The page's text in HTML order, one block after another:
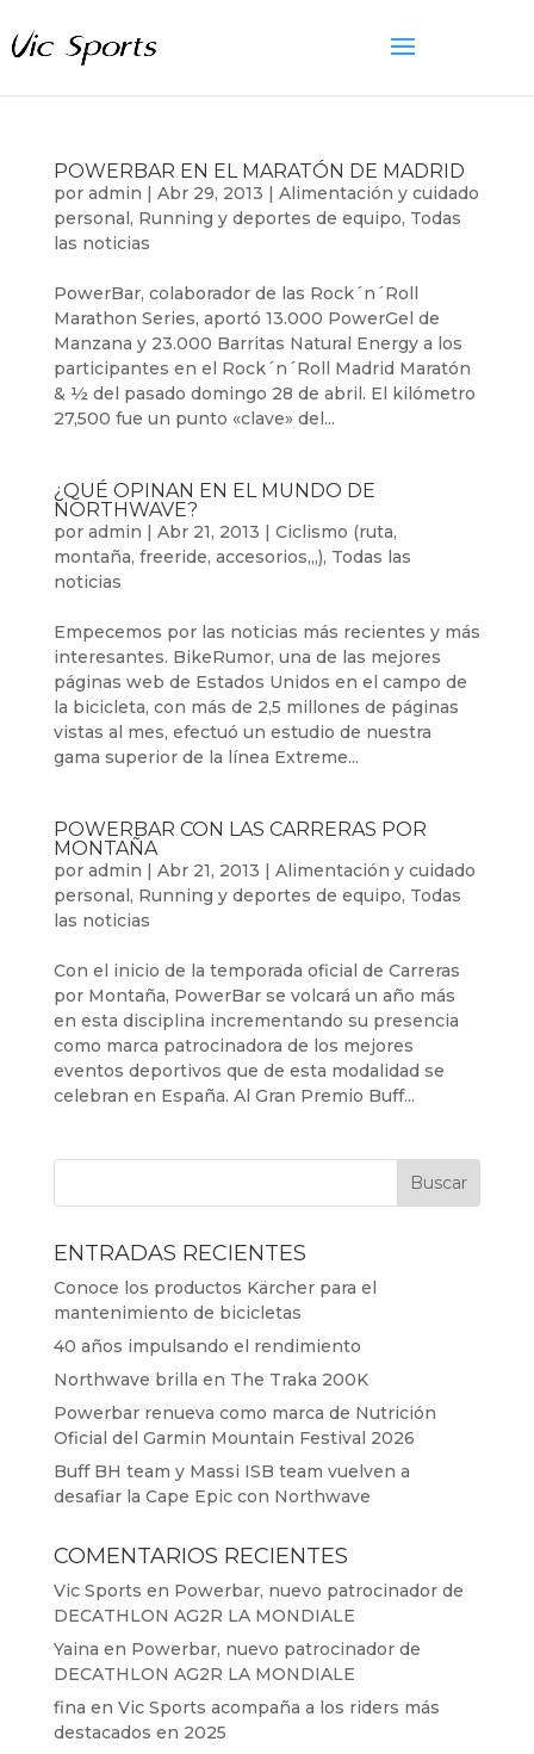
POWERBAR EN EL MARATÓN DE MADRID
por admin | Abr 29, 2013 | Alimentación y cuidado
personal, Running y deportes de equipo, Todas
las noticias
PowerBar, colaborador de las Rock´n´Roll
Marathon Series, aportó 13.000 PowerGel de
Manzana y 23.000 Barritas Natural Energy a los
participantes en el Rock´n´Roll Madrid Maratón
& ½ del pasado domingo 28 de abril. El kilómetro
27,500 fue un punto «clave» del...
¿QUÉ OPINAN EN EL MUNDO DE
NORTHWAVE?
por admin | Abr 21, 2013 | Ciclismo (ruta,
montaña, freeride, accesorios,,,), Todas las
noticias
Empecemos por las noticias más recientes y más
interesantes. BikeRumor, una de las mejores
páginas web de Estados Unidos en el campo de
la bicicleta, con más de 2,5 millones de páginas
vistas al mes, efectuó un estudio de nuestra
gama superior de la línea Extreme...
POWERBAR CON LAS CARRERAS POR
MONTAÑA
por admin | Abr 21, 2013 | Alimentación y cuidado
personal, Running y deportes de equipo, Todas
las noticias
Con el inicio de la temporada oficial de Carreras
por Montaña, PowerBar se volcará un año más
en esta disciplina incrementando su presencia
como marca patrocinadora de los mejores
eventos deportivos que de esta modalidad se
celebran en España. Al Gran Premio Buff...
ENTRADAS RECIENTES
Conoce los productos Kärcher para el
mantenimiento de bicicletas
40 años impulsando el rendimiento
Northwave brilla en The Traka 200K
Powerbar renueva como marca de Nutrición
Oficial del Garmin Mountain Festival 2026
Buff BH team y Massi ISB team vuelven a
desafiar la Cape Epic con Northwave
COMENTARIOS RECIENTES
Vic Sports en Powerbar, nuevo patrocinador de
DECATHLON AG2R LA MONDIALE
Yaina en Powerbar, nuevo patrocinador de
DECATHLON AG2R LA MONDIALE
fina en Vic Sports acompaña a los riders más
destacados en 2025